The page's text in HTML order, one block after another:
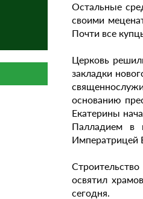
Остальные
своими
Почти все
Церковь
закладки
основанию
Екатерины
Палладием в
Императрицей
освятил
сегодня.